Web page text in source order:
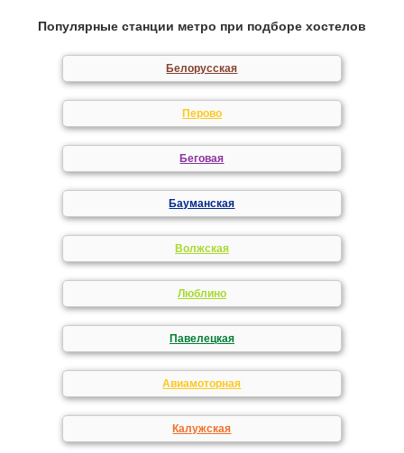
Популярные станции метро при подборе хостелов
Белорусская
Перово
Беговая
Бауманская
Волжская
Люблино
Павелецкая
Авиамоторная
Калужская